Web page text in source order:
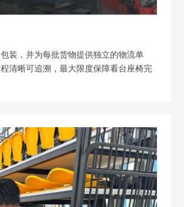
装，并为每批货物提供独立的物流单
清晰可追溯，最大限度保障看台座椅完